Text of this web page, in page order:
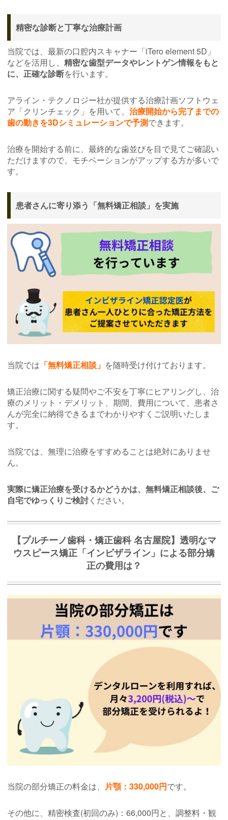
精密な診断と丁寧な治療計画
当院では、最新の口腔内スキャナー「iTero element 5D」
などを活用し、 精密な歯型データやレントゲン情報をもと
に、正確な診断を行います。
アライン・テクノロジー社が提供する治療計画ソフトウェ
ア「クリンチェック」を用いて、 治療開始から完了までの
歯の動きを3Dシミュレーションで予測できます。
治療を開始する前に、最終的な歯並びを目で見てご確認い
ただけますので、モチベーションがアップする方が多いで
す。
患者さんに寄り添う「無料矯正相談」を実施
当院では 「無料矯正相談」 を随時受け付けております。
矯正治療に関する疑問やご不安を丁寧にヒアリングし、治
療のメリット・デメリット、期間、費用について、患者さ
んが完全に納得できるまでわかりやすくご説明いたしま
す。
当院では、無理に治療をすすめることは絶対にありませ
ん。
実際に矯正治療を受けるかどうかは、無料矯正相談後、ご
自宅でゆっくりご検討ください。
【プルチーノ歯科・矯正歯科 名古屋院】透明なマ
ウスピース矯正「インビザライン」による部分矯
正の費用は？
当院の部分矯正の料金は、 片顎：330,000円です。
その他に、精密検査(初回のみ)：66,000円と、調整料・観